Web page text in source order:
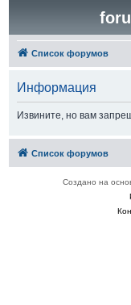
Список форумов
Информация
Извините, но вам
Список форумов
Создано на